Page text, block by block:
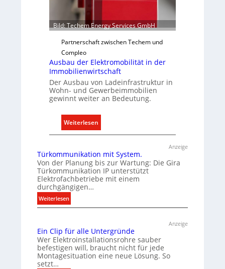
e
n
S
y
s
e
m
.
Bild: Techem Energy Services GmbH
Partnerschaft zwischen Techem und
Compleo
Ausbau der Elektromobilität in der
Immobilienwirtschaft
Der Ausbau von Ladeinfrastruktur in
Wohn- und Gewerbeimmobilien
gewinnt weiter an Bedeutung.
Weiterlesen
A
s
b
a
e
E
l
e
k
Anzeige
Türkommunikation mit System.
Von der Planung bis zur Wartung: Die Gira
Türkommunikation IP unterstützt
Elektrofachbetriebe mit einem
durchgängigen…
Weiterlesen:
T
k
o
m
Anzeige
Ein Clip für alle Untergründe
Wer Elektroinstallationsrohre sauber
befestigen will, braucht nicht für jede
Montagesituation eine neue Lösung. So
setzt…